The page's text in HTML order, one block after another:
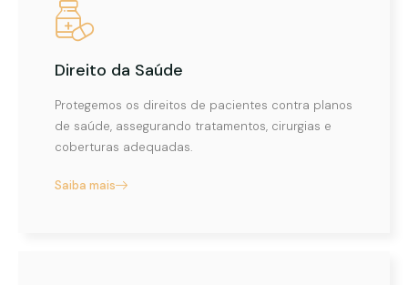
Direito da Saúde
Protegemos os direitos de pacientes contra planos
de saúde, assegurando tratamentos, cirurgias e
coberturas adequadas.
Saiba mais